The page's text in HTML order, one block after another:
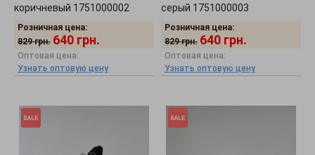
коричневый 1751000002
Розничная цена:
829 грн. 640 грн.
Оптовая цена:
Узнать оптовую цену
серый 1751000003
Розничная цена:
829 грн. 640 грн.
Оптовая цена:
Узнать оптовую цену